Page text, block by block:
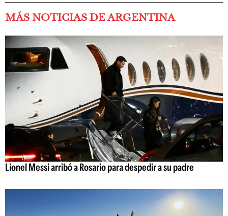
MÁS NOTICIAS DE ARGENTINA
Lionel Messi arribó a Rosario para despedir a su padre